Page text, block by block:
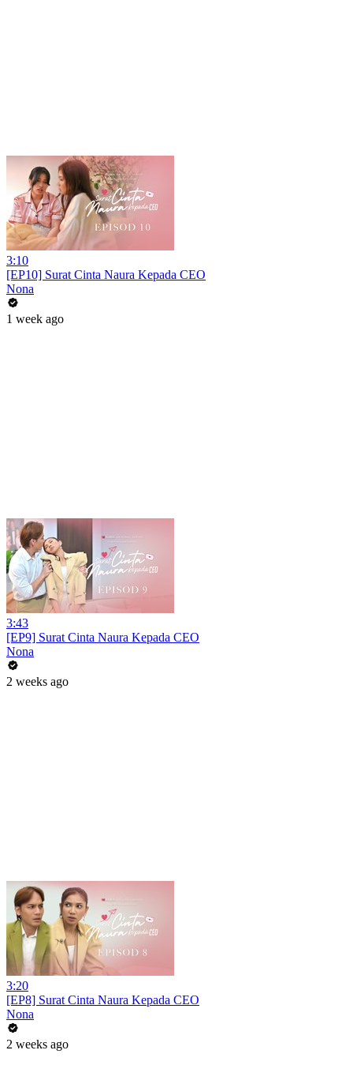
3:10
[EP10] Surat Cinta Naura Kepada CEO
Nona
1 week ago
3:43
[EP9] Surat Cinta Naura Kepada CEO
Nona
2 weeks ago
3:20
[EP8] Surat Cinta Naura Kepada CEO
Nona
2 weeks ago